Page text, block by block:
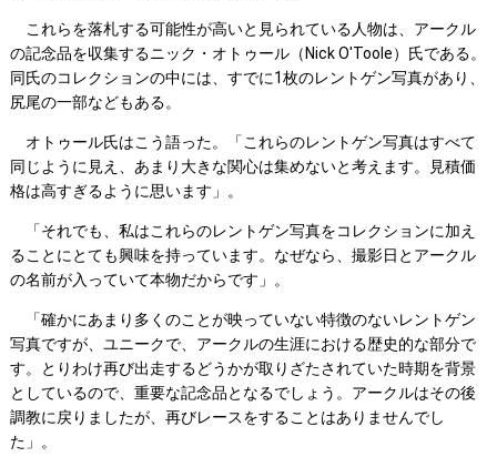
これらを落札する可能性が高いと見られている人物は、アークル
の記念品を収集するニック・オトゥール（Nick O'Toole）氏である。
同氏のコレクションの中には、すでに1枚のレントゲン写真があり、
尻尾の一部などもある。
オトゥール氏はこう語った。「これらのレントゲン写真はすべて
同じように見え、あまり大きな関心は集めないと考えます。見積価
格は高すぎるように思います」。
「それでも、私はこれらのレントゲン写真をコレクションに加え
ることにとても興味を持っています。なぜなら、撮影日とアークル
の名前が入っていて本物だからです」。
「確かにあまり多くのことが映っていない特徴のないレントゲン
写真ですが、ユニークで、アークルの生涯における歴史的な部分で
す。とりわけ再び出走するどうかが取りざたされていた時期を背景
としているので、重要な記念品となるでしょう。アークルはその後
調教に戻りましたが、再びレースをすることはありませんでし
た」。